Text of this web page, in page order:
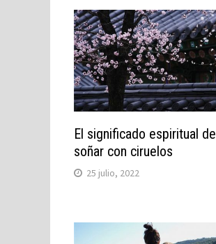
El significado espiritual de
soñar con ciruelos
25 julio, 2022